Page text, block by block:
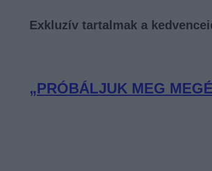
Exkluzív tartalmak a
„PRÓBÁLJUK MEG